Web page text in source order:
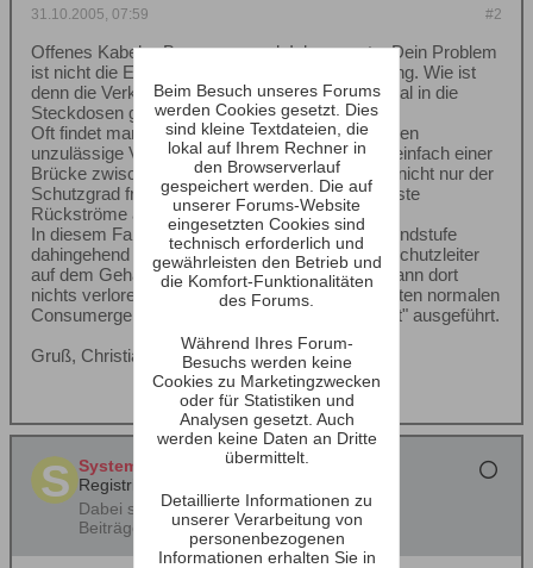
#2
31.10.2005, 07:59
Offenes Kabel-> Brumm normal. Ich vermute, Dein Problem
ist nicht die Endstufe, sondern die Altbauwohnung. Wie ist
denn die Verkabelung dort beschaffen, schon mal in die
Steckdosen geschaut?
Oft findet man dort noch alte und stenggenommen
unzulässige Verkabelungen mit "Nullung", also einfach einer
Brücke zwischen Null und Schutzleiter. Hier ist nicht nur der
Schutzgrad fragwürdig, Du hast vor allem wildeste
Rückströme auf dem PE.
In diesem Falle solltest Du den Aufbau Deiner Endstufe
dahingehend checken, ob Du wirklich nur den Schutzleiter
auf dem Gehäuse hast. Signalmassen haben dann dort
nichts verloren. Nicht ohne Grund sind die meisten normalen
Consumergeräte in der Schutzart "schutzisoliert" ausgeführt.
Gruß, Christian
System Panic
Registrierter Benutzer
Dabei seit:
16.01.2003
Beiträge:
330
Beim Besuch unseres Forums
werden Cookies gesetzt. Dies
sind kleine Textdateien, die
lokal auf Ihrem Rechner in
den Browserverlauf
gespeichert werden. Die auf
unserer Forums-Website
eingesetzten Cookies sind
technisch erforderlich und
gewährleisten den Betrieb und
die Komfort-Funktionalitäten
des Forums.
Während Ihres Forum-
Besuchs werden keine
Cookies zu Marketingzwecken
oder für Statistiken und
Analysen gesetzt. Auch
werden keine Daten an Dritte
übermittelt.
Detaillierte Informationen zu
unserer Verarbeitung von
personenbezogenen
Informationen erhalten Sie in